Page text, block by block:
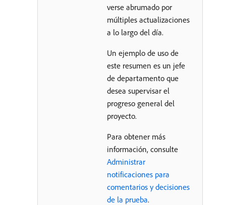
verse abrumado por
múltiples actualizaciones
a lo largo del día.
Un ejemplo de uso de
este resumen es un jefe
de departamento que
desea supervisar el
progreso general del
proyecto.
Para obtener más
información, consulte
Administrar
notificaciones para
comentarios y decisiones
de la prueba.